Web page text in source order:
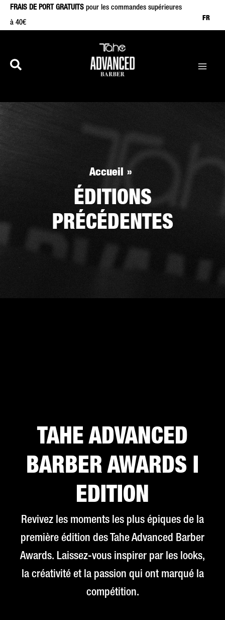
AllerFRAIS DE PORT GRATUITS pour les commandes supérieures
à 40€
FR
Accueil
ÉDITIONS
PRÉCÉDENTES
TAHE ADVANCED
BARBER AWARDS I
EDITION
Revivez les moments les plus épiques de la
première édition des Tahe Advanced Barber
Awards. Laissez-vous inspirer par les looks,
la créativité et la passion qui ont marqué la
compétition.